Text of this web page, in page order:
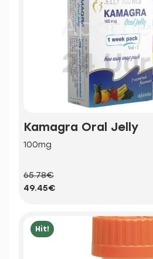
Kamagra Oral Jelly
100mg
65.78€
49.45€
Hit!